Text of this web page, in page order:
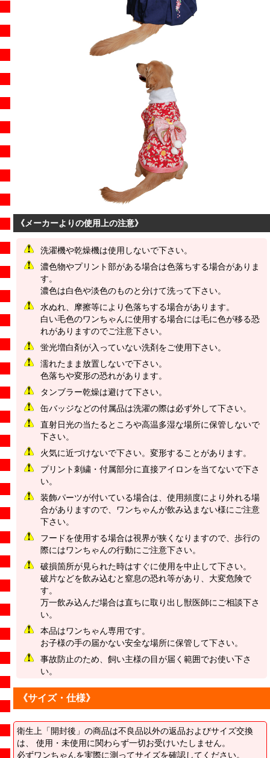
《メーカーよりの使用上の注意》
洗濯機や乾燥機は使用しないで下さい。
濃色物やプリント部がある場合は色落ちする場合がありま
す。
濃色は白色や淡色のものと分けて洗って下さい。
水ぬれ、摩擦等により色落ちする場合があります。
白い毛色のワンちゃんに使用する場合には毛に色が移る恐
れがありますのでご注意下さい。
蛍光増白剤が入っていない洗剤をご使用下さい。
濡れたまま放置しないで下さい。
色落ちや変形の恐れがあります。
タンブラー乾燥は避けて下さい。
缶バッジなどの付属品は洗濯の際は必ず外して下さい。
直射日光の当たるところや高温多湿な場所に保管しないで
下さい。
火気に近づけないで下さい。変形することがあります。
プリント刺繍・付属部分に直接アイロンを当てないで下さ
い。
装飾パーツが付いている場合は、使用頻度により外れる場
合がありますので、ワンちゃんが飲み込まない様にご注意
下さい。
フードを使用する場合は視界が狭くなりますので、歩行の
際にはワンちゃんの行動にご注意下さい。
破損箇所が見られた時はすぐに使用を中止して下さい。
破片などを飲み込むと窒息の恐れ等があり、大変危険で
す。
万一飲み込んだ場合は直ちに取り出し獣医師にご相談下さ
い。
本品はワンちゃん専用です。
お子様の手の届かない安全な場所に保管して下さい。
事故防止のため、飼い主様の目が届く範囲でお使い下さ
い。
《サイズ・仕様》
衛生上「開封後」の商品は不良品以外の返品およびサイズ交換
は、 使用・未使用に関わらず一切お受けいたしません。
必ずワンちゃんを実際に測ってサイズを確認してください。